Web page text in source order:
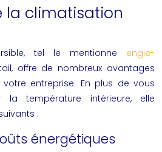
la climatisation
tel le mentionne engie-
offre de nombreux avantages
entreprise. En plus de vous
la température intérieure, elle
:
énergétiques